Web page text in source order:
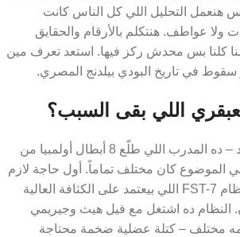
هنعمل التحليل اللي كل الناس كانت
ولا عواطف. هنتكلم بالأرقام والحقايق
كلنا بس محدش ركز فيها. استعد تعرف مين
في تاريخ البودي بيلدنج المصري.
اللي بقى السبب؟
هاني رامبود مش أي حد – ده المدرب اللي طلّع 8 أبطال أولمبيا من
الموضوع كان مختلف تماماً. أول حاجة لازم
نقولها: هاني معروف بنظام FST-7 اللي بيعتمد على الكثافة العالية
النظام ده اشتغل مع فيل هيث وجيريمي
مختلف – كتلة عضلية ضخمة محتاجة